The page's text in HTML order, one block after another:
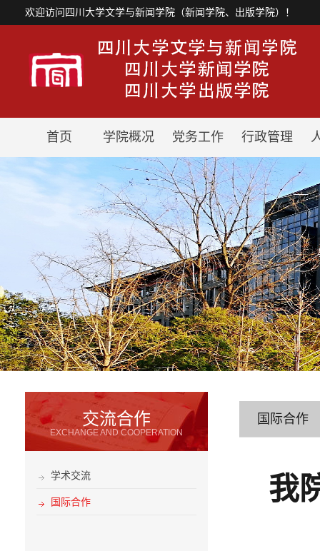
欢迎访问四川大学文学与新闻学院（新闻学院、出版学院）！
首页 学院概况 党务工作 行政管理
交流合作
EXCHANGE AND COOPERATION
学术交流
国际合作
国际合作
我